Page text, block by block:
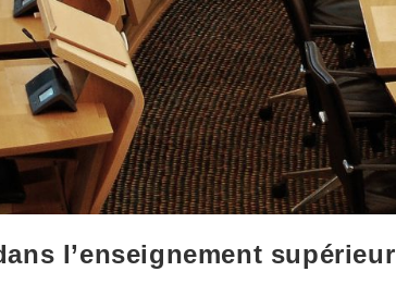
l’enseignement supérieur